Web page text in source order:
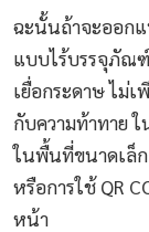
ฉะนั้นถ้าจะออกแ
แบบไร้บรรจุภัณ
เยื่อกระดาษ ไม่
กับความท้าทาย
ในพื้นที่ขนาดเล็
หรือการใช้ QR
หน้า